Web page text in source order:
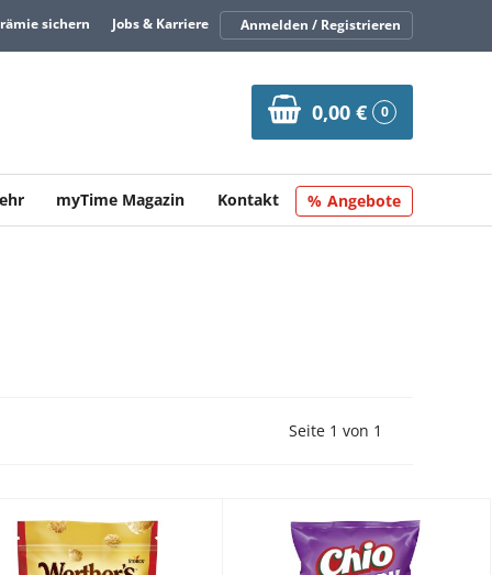
sichern Jobs & Karriere Anmelden / Registrieren
0,00 € 0
myTime Magazin Kontakt Angebote
Vorherige Seite
Seite 1 von 1